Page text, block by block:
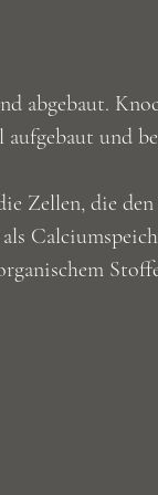
abgebaut.
aufgebaut und
Zellen, die